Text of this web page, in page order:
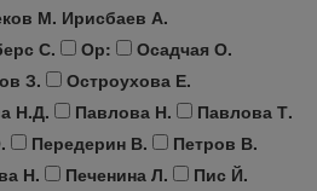
М. Ирисбаев А.
С. Ор:
Осадчая О.
З.
Остроухова Е.
Н.Д. Павлова Н.
Павлова Т.
Передерин В.
Петров В.
Н. Печенина Л.
Пис Й.